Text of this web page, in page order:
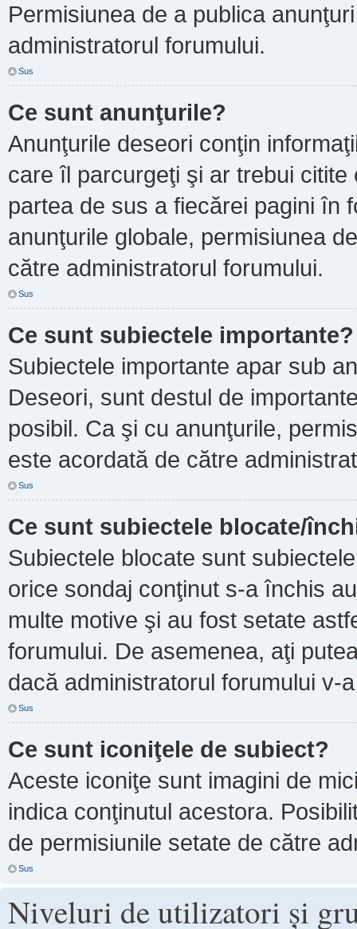
Permisiunea de a publica
administratorul forumului.
Sus
Ce sunt anunţurile?
Anunţurile deseori conţin
care îl parcurgeţi şi ar trebui
partea de sus a fiecărei pagini în
anunţurile globale, permisiunea
către administratorul forumului.
Sus
Ce sunt subiectele importante?
Subiectele importante apar sub
Deseori, sunt destul de
posibil. Ca şi cu anunţurile,
este acordată de către
Sus
Ce sunt subiectele blocate/
Subiectele blocate sunt
orice sondaj conţinut s-a închis
multe motive şi au fost setate
forumului. De asemenea, aţi
dacă administratorul forumului v-
Sus
Ce sunt iconiţele de subiect?
Aceste iconiţe sunt imagini de
indica conţinutul acestora.
de permisiunile setate de către
Sus
Niveluri de utilizatori şi